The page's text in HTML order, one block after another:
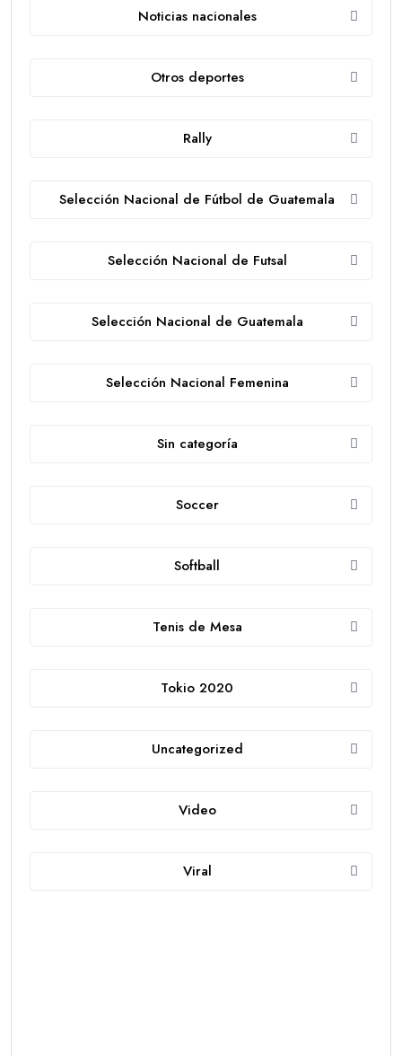
Noticias nacionales
Otros deportes
Rally
Selección Nacional de Fútbol de Guatemala
Selección Nacional de Futsal
Selección Nacional de Guatemala
Selección Nacional Femenina
Sin categoría
Soccer
Softball
Tenis de Mesa
Tokio 2020
Uncategorized
Video
Viral